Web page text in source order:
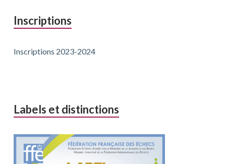
Inscriptions
Inscriptions 2023-2024
Labels et distinctions